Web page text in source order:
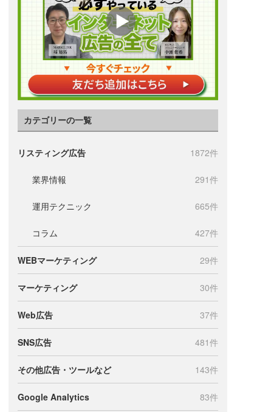
カテゴリーの一覧
リスティング広告 1872件
業界情報 291件
運用テクニック 665件
コラム 427件
WEBマーケティング 29件
マーケティング 30件
Web広告 37件
SNS広告 481件
その他広告・ツールなど 143件
Google Analytics 83件